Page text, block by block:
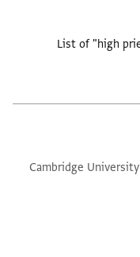
List of "high
Cambridge